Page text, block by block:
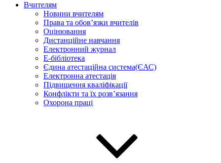
Вчителям
Новини вчителям
Права та обов’язки вчителів
Оцінювання
Дистанційне навчання
Електронний журнал
E-бібліотека
Єдина атестаційна система(ЄАС)
Електронна атестація
Підвищення кваліфікації
Конфлікти та їх розв’язання
Охорона праці